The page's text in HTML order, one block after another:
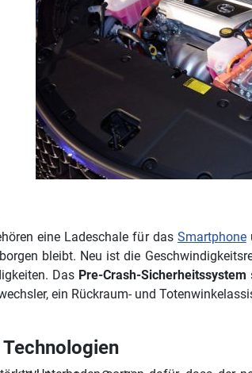
eine Ladeschale für das Smartphone
bleibt. Neu ist die
Das Pre-Crash-Sicherheitssystem
ein Rückraum- und